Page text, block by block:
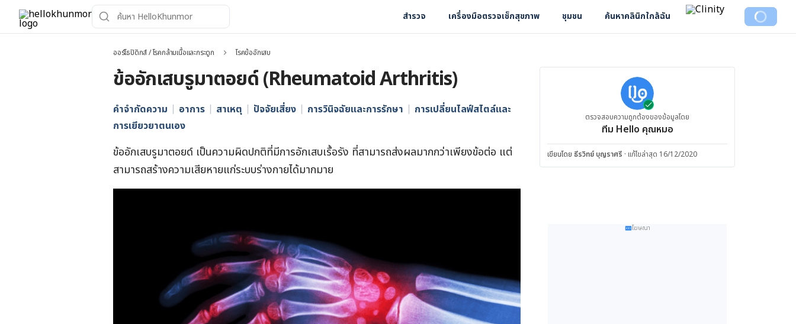
สำรวจ เครื่องมือตรวจเช็กสุขภาพ ชุมชน ค้นหาคลินิกใกล้ฉัน
ออร์โธปิดิกส์ / โรคกล้ามเนื้อและกระดูก โรคข้ออักเสบ
ข้ออักเสบรูมาตอยด์ (Rheumatoid Arthritis)
คำจำกัดความ อาการ สาเหตุ ปัจจัยเสี่ยง การวินิจฉัยและการรักษา
การเปลี่ยนไลฟ์สไตล์และ
การเยียวยาตนเอง
ข้ออักเสบรูมาตอยด์ เป็นความผิดปกติที่มีการอักเสบเรื้อรัง ที่สามารถส่งผลมากกว่าเพียงข้อต่อ แต่
สามารถสร้างความเสียหายแก่ระบบร่างกายได้มากมาย
ตรวจสอบความถูกต้องของข้อมูลโดย
ทีม Hello คุณหมอ
เขียนโดย ธีรวิทย์ บุญราศรี · แก้ไขล่าสุด 16/12/2020
โฆษณา